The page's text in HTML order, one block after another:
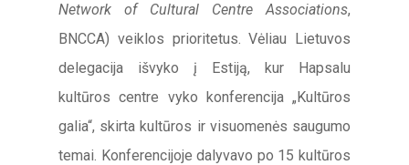
Network of Cultural Centre Associations,
BNCCA) veiklos prioritetus. Vėliau Lietuvos
delegacija išvyko į Estiją, kur Hapsalu
kultūros centre vyko konferencija „Kultūros
galia“, skirta kultūros ir visuomenės saugumo
temai. Konferencijoje dalyvavo po 15 kultūros